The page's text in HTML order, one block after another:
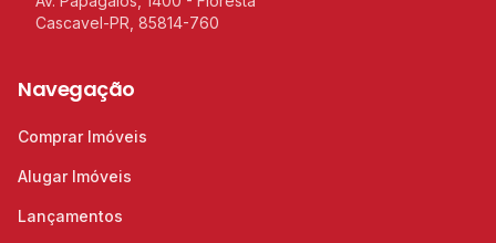
Cascavel-PR, 85814-760
Navegação
Comprar Imóveis
Alugar Imóveis
Lançamentos